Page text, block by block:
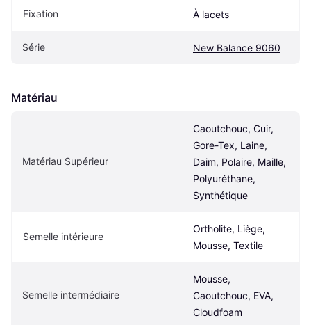
Fixation À lacets
Série New Balance 9060
Matériau
Matériau Supérieur
Caoutchouc, Cuir,
Gore-Tex, Laine,
Daim, Polaire, Maille,
Polyuréthane,
Synthétique
Semelle intérieure
Ortholite, Liège,
Mousse, Textile
Semelle intermédiaire
Mousse,
Caoutchouc, EVA,
Cloudfoam